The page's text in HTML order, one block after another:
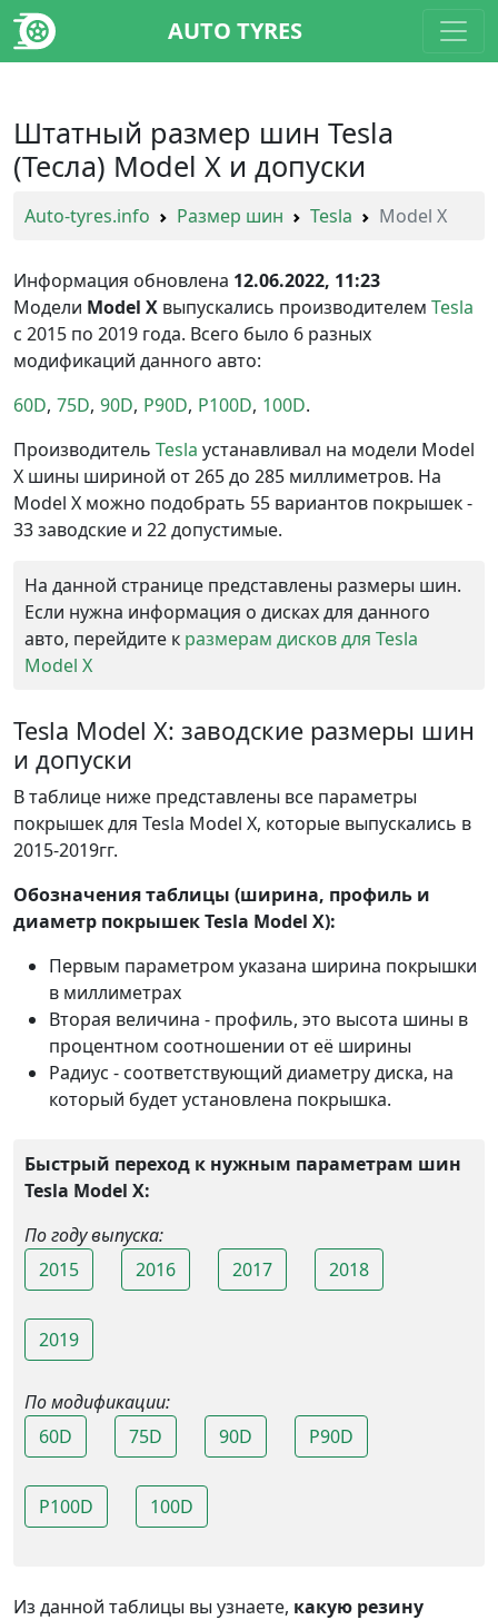
AUTO TYRES
Штатный размер шин Tesla
(Тесла) Model X и допуски
Auto-tyres.info Размер шин Tesla Model X
Информация обновлена 12.06.2022, 11:23
Модели Model X выпускались производителем Tesla
с 2015 по 2019 года. Всего было 6 разных
модификаций данного авто:
60D 75D 90D P90D P100D 100D
Производитель Tesla устанавливал на модели Model
X шины шириной от 265 до 285 миллиметров. На
Model X можно подобрать 55 вариантов покрышек -
33 заводские и 22 допустимые.
На данной странице представлены размеры шин.
Если нужна информация о дисках для данного
авто, перейдите к размерам дисков для Tesla
Model X
Tesla Model X: заводские размеры шин
и допуски
В таблице ниже представлены все параметры
покрышек для Tesla Model X, которые выпускались в
2015-2019гг.
Обозначения таблицы (ширина, профиль и
диаметр покрышек Tesla Model X):
Первым параметром указана ширина покрышки
в миллиметрах
Вторая величина - профиль, это высота шины в
процентном соотношении от её ширины
Радиус - соответствующий диаметру диска, на
который будет установлена покрышка.
Быстрый переход к нужным параметрам шин
Tesla Model X:
По году выпуска:
2015
2016 2017 2018
2019
По модификации:
60D
75D 90D P90D
P100D 100D
Из данной таблицы вы узнаете, какую резину